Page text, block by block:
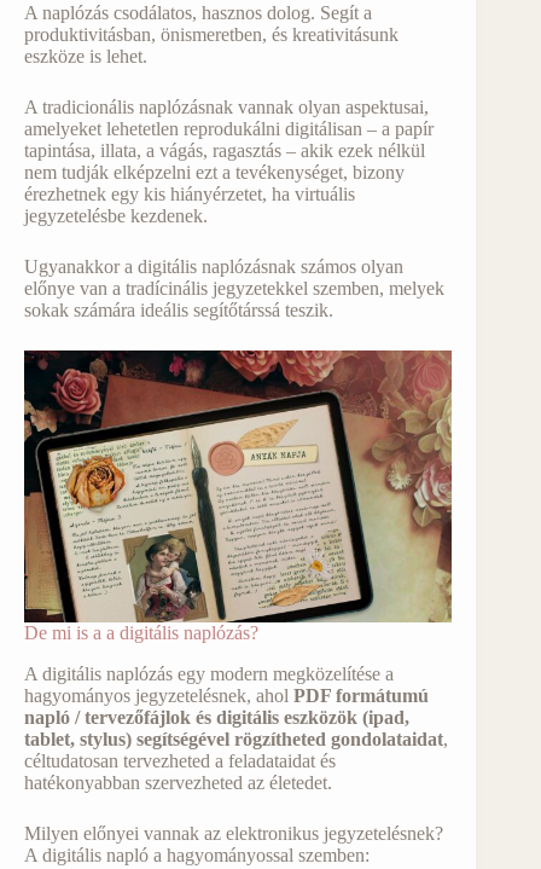
A naplózás csodálatos, hasznos dolog. Segít a
produktivitásban, önismeretben, és kreativitásunk
eszköze is lehet.
A tradicionális naplózásnak vannak olyan aspektusai,
amelyeket lehetetlen reprodukálni digitálisan – a papír
tapintása, illata, a vágás, ragasztás – akik ezek nélkül
nem tudják elképzelni ezt a tevékenységet, bizony
érezhetnek egy kis hiányérzetet, ha virtuális
jegyzetelésbe kezdenek.
Ugyanakkor a digitális naplózásnak számos olyan
előnye van a tradícinális jegyzetekkel szemben, melyek
sokak számára ideális segítőtárssá teszik.
De mi is a a digitális naplózás?
A digitális naplózás egy modern megközelítése a
hagyományos jegyzetelésnek, ahol PDF formátumú
napló / tervezőfájlok és digitális eszközök (ipad,
tablet, stylus) segítségével rögzítheted gondolataidat,
céltudatosan tervezheted a feladataidat és
hatékonyabban szervezheted az életedet.
Milyen előnyei vannak az elektronikus jegyzetelésnek?
A digitális napló a hagyományossal szemben: